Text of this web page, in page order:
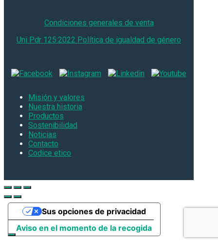
Condiciones generales de venta
Uni Pdr 125:2022 Política de igualdad de género
Misión y valores
Nuestra historia
Productos
Sostenibilidad
Noticias
Contacto
Codice etico
Aviso en el momento de la recogida
Sus opciones de privacidad